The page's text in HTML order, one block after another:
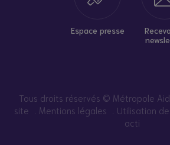
Espace presse
Tous droits réservés © Métropole
site
Mentions légales Utilisation
acti